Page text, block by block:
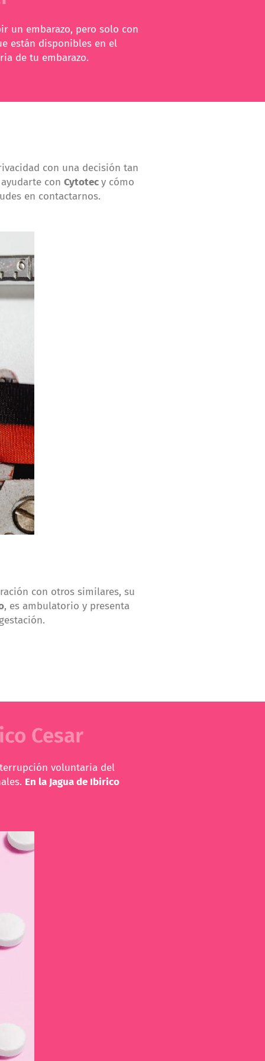
un embarazo, pero solo con
están disponibles en el
de tu embarazo.
con una decisión tan
con Cytotecy cómo
en contactarnos.
con otros similares, su
, es ambulatorio y presenta
Cesar
voluntaria del
En la Jagua de Ibirico